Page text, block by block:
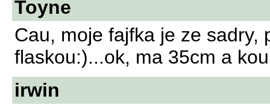
Toyne
Cau, moje fajfka je ze sadry,
flaskou:)...ok, ma 35cm a
irwin